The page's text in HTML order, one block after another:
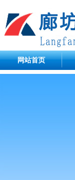
网站首页